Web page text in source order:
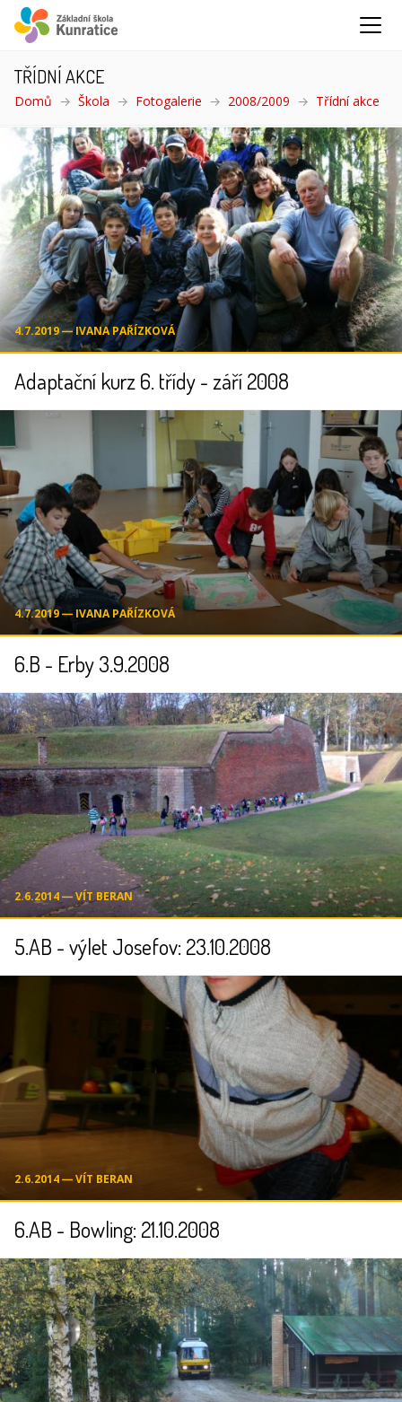
TŘÍDNÍ AKCE
Domů Škola Fotogalerie 2008/2009 Třídní akce
4.7.2019 ― IVANA PAŘÍZKOVÁ
Adaptační kurz 6. třídy - září 2008
4.7.2019 ― IVANA PAŘÍZKOVÁ
6.B - Erby 3.9.2008
2.6.2014 ― VÍT BERAN
5.AB - výlet Josefov: 23.10.2008
2.6.2014 ― VÍT BERAN
6.AB - Bowling: 21.10.2008